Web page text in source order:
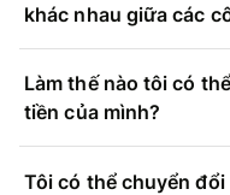
khác nhau giữa các
Làm thế nào tôi có
tiền của mình?
Tôi có thể chuyển